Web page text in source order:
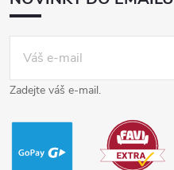
Zadejte váš e-mail.